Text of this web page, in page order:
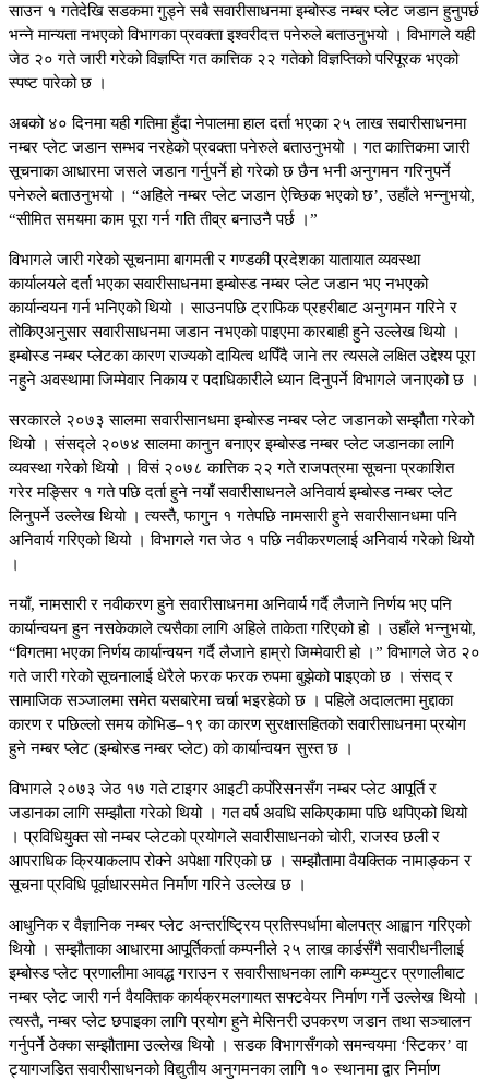
साउन १ गतेदेखि सडकमा गुड्ने सबै सवारीसाधनमा इम्बोस्ड नम्बर प्लेट जडान हुनुपर्छ
भन्ने मान्यता नभएको विभागका प्रवक्ता इश्वरीदत्त पनेरुले बताउनुभयो । विभागले यही
जेठ २० गते जारी गरेको विज्ञप्ति गत कात्तिक २२ गतेको विज्ञप्तिको परिपूरक भएको
स्पष्ट पारेको छ ।
अबको ४० दिनमा यही गतिमा हुँदा नेपालमा हाल दर्ता भएका २५ लाख सवारीसाधनमा
नम्बर प्लेट जडान सम्भव नरहेको प्रवक्ता पनेरुले बताउनुभयो । गत कात्तिकमा जारी
सूचनाका आधारमा जसले जडान गर्नुपर्ने हो गरेको छ छैन भनी अनुगमन गरिनुपर्ने
पनेरुले बताउनुभयो । “अहिले नम्बर प्लेट जडान ऐच्छिक भएको छ’, उहाँले भन्नुभयो,
“सीमित समयमा काम पूरा गर्न गति तीव्र बनाउनै पर्छ ।”
विभागले जारी गरेको सूचनामा बागमती र गण्डकी प्रदेशका यातायात व्यवस्था
कार्यालयले दर्ता भएका सवारीसाधनमा इम्बोस्ड नम्बर प्लेट जडान भए नभएको
कार्यान्वयन गर्न भनिएको थियो । साउनपछि ट्राफिक प्रहरीबाट अनुगमन गरिने र
तोकिएअनुसार सवारीसाधनमा जडान नभएको पाइएमा कारबाही हुने उल्लेख थियो ।
इम्बोस्ड नम्बर प्लेटका कारण राज्यको दायित्व थपिँदै जाने तर त्यसले लक्षित उद्देश्य पूरा
नहुने अवस्थामा जिम्मेवार निकाय र पदाधिकारीले ध्यान दिनुपर्ने विभागले जनाएको छ ।
सरकारले २०७३ सालमा सवारीसानधमा इम्बोस्ड नम्बर प्लेट जडानको सम्झौता गरेको
थियो । संसद्ले २०७४ सालमा कानुन बनाएर इम्बोस्ड नम्बर प्लेट जडानका लागि
व्यवस्था गरेको थियो । विसं २०७८ कात्तिक २२ गते राजपत्रमा सूचना प्रकाशित
गरेर मङ्सिर १ गते पछि दर्ता हुने नयाँ सवारीसाधनले अनिवार्य इम्बोस्ड नम्बर प्लेट
लिनुपर्ने उल्लेख थियो । त्यस्तै, फागुन १ गतेपछि नामसारी हुने सवारीसानधमा पनि
अनिवार्य गरिएको थियो । विभागले गत जेठ १ पछि नवीकरणलाई अनिवार्य गरेको थियो
।
नयाँ, नामसारी र नवीकरण हुने सवारीसाधनमा अनिवार्य गर्दै लैजाने निर्णय भए पनि
कार्यान्वयन हुन नसकेकाले त्यसैका लागि अहिले ताकेता गरिएको हो । उहाँले भन्नुभयो,
“विगतमा भएका निर्णय कार्यान्वयन गर्दै लैजाने हाम्रो जिम्मेवारी हो ।” विभागले जेठ २०
गते जारी गरेको सूचनालाई धेरैले फरक फरक रुपमा बुझेको पाइएको छ । संसद् र
सामाजिक सञ्जालमा समेत यसबारेमा चर्चा भइरहेको छ । पहिले अदालतमा मुद्दाका
कारण र पछिल्लो समय कोभिड–१९ का कारण सुरक्षासहितको सवारीसाधनमा प्रयोग
हुने नम्बर प्लेट (इम्बोस्ड नम्बर प्लेट) को कार्यान्वयन सुस्त छ ।
विभागले २०७३ जेठ १७ गते टाइगर आइटी कर्पाेरेसनसँग नम्बर प्लेट आपूर्ति र
जडानका लागि सम्झौता गरेको थियो । गत वर्ष अवधि सकिएकामा पछि थपिएको थियो
। प्रविधियुक्त सो नम्बर प्लेटको प्रयोगले सवारीसाधनको चोरी, राजस्व छली र
आपराधिक क्रियाकलाप रोक्ने अपेक्षा गरिएको छ । सम्झौतामा वैयक्तिक नामाङ्कन र
सूचना प्रविधि पूर्वाधारसमेत निर्माण गरिने उल्लेख छ ।
आधुनिक र वैज्ञानिक नम्बर प्लेट अन्तर्राष्ट्रिय प्रतिस्पर्धामा बोलपत्र आह्वान गरिएको
थियो । सम्झौताका आधारमा आपूर्तिकर्ता कम्पनीले २५ लाख कार्डसँगै सवारीधनीलाई
इम्बोस्ड प्लेट प्रणालीमा आवद्ध गराउन र सवारीसाधनका लागि कम्प्युटर प्रणालीबाट
नम्बर प्लेट जारी गर्न वैयक्तिक कार्यक्रमलगायत सफ्टवेयर निर्माण गर्ने उल्लेख थियो ।
त्यस्तै, नम्बर प्लेट छपाइका लागि प्रयोग हुने मेसिनरी उपकरण जडान तथा सञ्चालन
गर्नुपर्ने ठेक्का सम्झौतामा उल्लेख थियो । सडक विभागसँगको समन्वयमा ‘स्टिकर’ वा
ट्यागजडित सवारीसाधनको विद्युतीय अनुगमनका लागि १० स्थानमा द्वार निर्माण